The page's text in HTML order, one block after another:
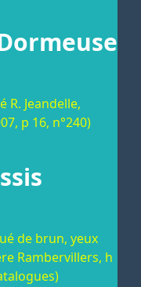
Jeandelle,
p 16, n°240)
de brun, yeux
Rambervillers, h